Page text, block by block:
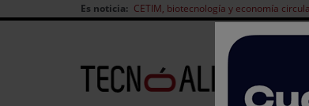
Es noticia: CETIM, biotecnología y economía